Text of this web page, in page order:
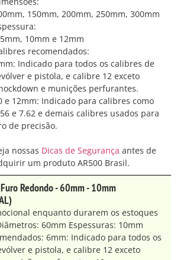
150mm, 200mm, 250mm, 300mm
10mm e 12mm
recomendados:
Indicado para todos os calibres de
e pistola, e calibre 12 exceto
e munições perfurantes.
e 12mm: Indicado para calibres como
e 7.62 e demais calibres usados para
de precisão.
nossas Dicas de Segurança antes de
um produto AR500 Brasil.
Redondo - 60mm - 10mm
enquanto durarem os estoques
60mm Espessuras: 10mm
6mm: Indicado para todos os
e pistola, e calibre 12 exceto